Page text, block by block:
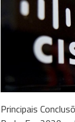
Principais